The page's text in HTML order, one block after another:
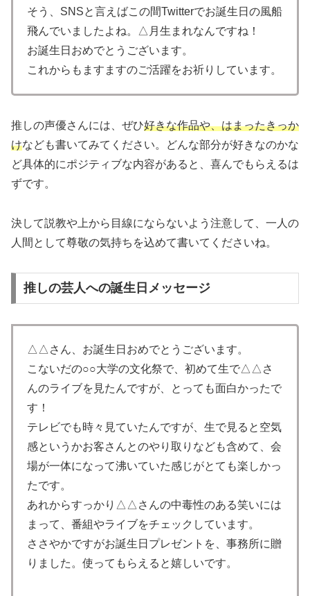
そう、SNSと言えばこの間Twitterでお誕生日の風船
飛んでいましたよね。△月生まれなんですね！
お誕生日おめでとうございます。
これからもますますのご活躍をお祈りしています。
推しの声優さんには、ぜひ好きな作品や、はまったきっか
けなども書いてみてください。どんな部分が好きなのかな
ど具体的にポジティブな内容があると、喜んでもらえるは
ずです。
決して説教や上から目線にならないよう注意して、一人の
人間として尊敬の気持ちを込めて書いてくださいね。
推しの芸人への誕生日メッセージ
△△さん、お誕生日おめでとうございます。
こないだの○○大学の文化祭で、初めて生で△△さ
んのライブを見たんですが、とっても面白かったで
す！
テレビでも時々見ていたんですが、生で見ると空気
感というかお客さんとのやり取りなども含めて、会
場が一体になって沸いていた感じがとても楽しかっ
たです。
あれからすっかり△△さんの中毒性のある笑いには
まって、番組やライブをチェックしています。
ささやかですがお誕生日プレゼントを、事務所に贈
りました。使ってもらえると嬉しいです。